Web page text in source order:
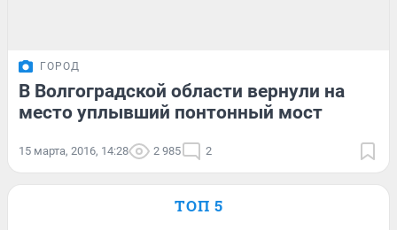
ГОРОД
В Волгоградской области вернули на
место уплывший понтонный мост
15 марта, 2016, 14:28 2 985 2
ТОП 5